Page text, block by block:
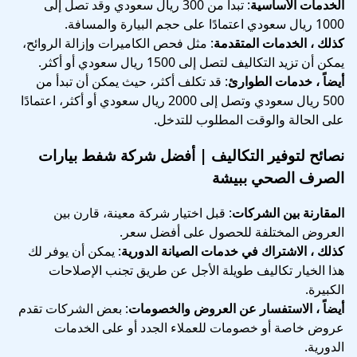
الخدمات الأساسية
: تبدأ من 300 ريال سعودي وقد تصل إلى
1000 ريال سعودي اعتمادًا على حجم البيارة والمسافة.
كذلك ، الخدمات المتقدمة: مثل فحص الكاميرات وإزالة الروائح،
يمكن أن تزيد التكاليف لتصل إلى 1500 ريال سعودي أو أكثر.
أيضاً ، خدمات الطوارئ: قد تكلف أكثر، حيث يمكن أن تبدأ من
500 ريال سعودي وتصل إلى 2000 ريال سعودي أو أكثر، اعتمادًا
على الحالة والوقت المطلوب للتدخل.
نصائح لتوفير التكاليف | أفضل شركة شفط بيارات
الصرف الصحي ببيشة
المقارنة بين الشركات: قبل اختيار شركة معينة، قارن بين
العروض المختلفة للحصول على أفضل سعر.
كذلك ، الاشتراك في خدمات الصيانة الدورية: يمكن أن يوفر لك
هذا الخيار تكاليف طويلة الأجل عن طريق تجنب الإصلاحات
الكبيرة.
أيضاً ، الاستفسار عن العروض والخصومات: بعض الشركات تقدم
عروض خاصة أو خصومات للعملاء الجدد أو على الخدمات
الدورية.